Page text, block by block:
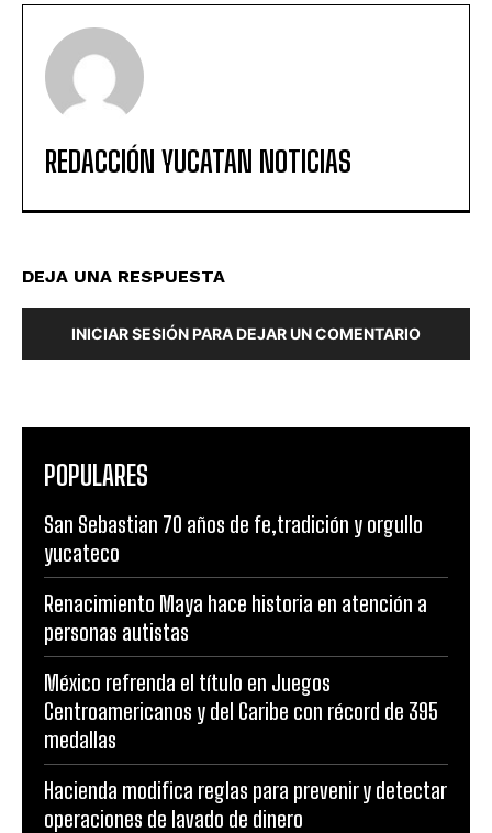
REDACCIÓN YUCATAN NOTICIAS
DEJA UNA RESPUESTA
INICIAR SESIÓN PARA DEJAR UN COMENTARIO
POPULARES
San Sebastian 70 años de fe,tradición y orgullo
yucateco
Renacimiento Maya hace historia en atención a
personas autistas
México refrenda el título en Juegos
Centroamericanos y del Caribe con récord de 395
medallas
Hacienda modifica reglas para prevenir y detectar
operaciones de lavado de dinero